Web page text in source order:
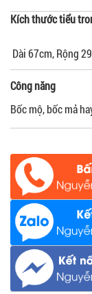
Kích thước tiểu
Dài 67cm, Rộng
Công năng
Bốc mộ, bốc mả